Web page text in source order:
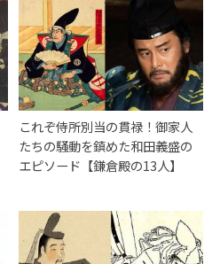
これぞ侍所別当の貫禄！御家人
たちの騒動を鎮めた和田義盛の
エピソード【鎌倉殿の13人】